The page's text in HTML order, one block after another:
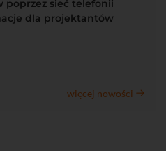
poprzez sieć telefonii
dla projektantów
więcej nowości